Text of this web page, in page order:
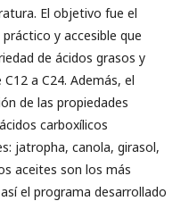
El objetivo fue el
y accesible que
de ácidos grasos y
a C24. Además, el
de las propiedades
carboxílicos
jatropha, canola, girasol,
aceites son los más
el programa desarrollado